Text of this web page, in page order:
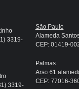
3319-
3319-
São Paulo
Alameda
CEP: 01419-
Palmas
Arso 61
CEP: 77016-